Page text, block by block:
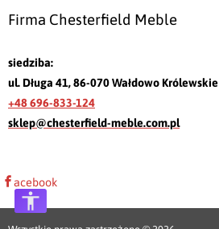
Firma Chesterfield Meble
siedziba:
ul. Długa 41, 86-070 Wałdowo Królewskie
+48 696-833-124
sklep@chesterfield-meble.com.pl
acebook